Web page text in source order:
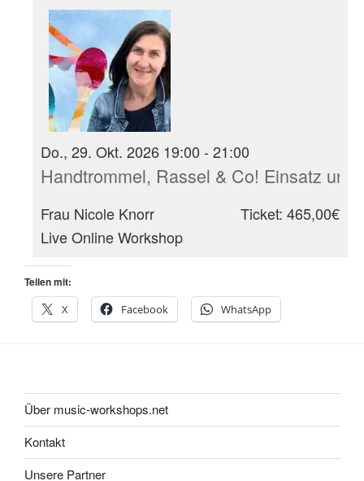
Do., 29. Okt. 2026 19:00 - 21:00
Handtrommel, Rassel & Co! Einsatz
Frau Nicole Knorr
Live Online Workshop
Ticket: 465,00€
Teilen mit:
X
Facebook WhatsApp
Über music-workshops.net
Kontakt
Unsere Partner